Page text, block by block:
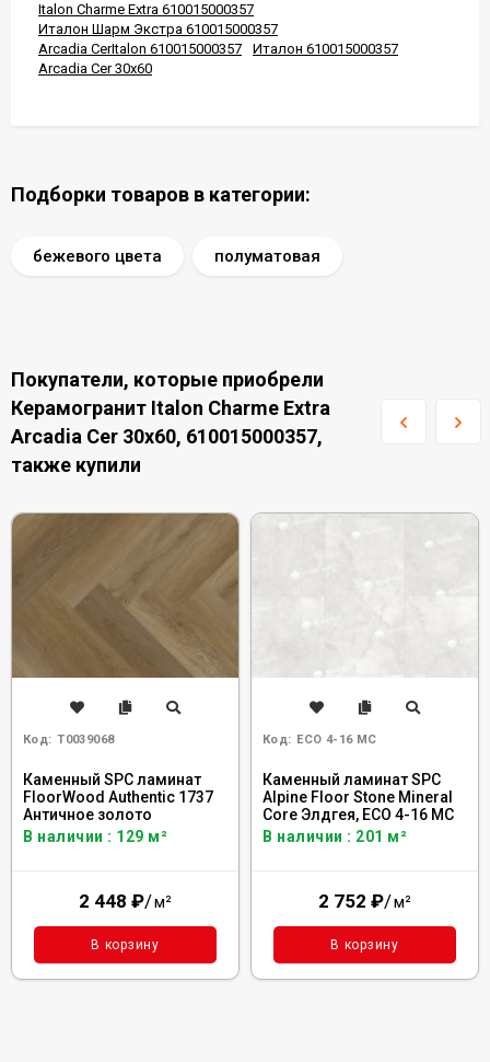
Italon Charme Extra 610015000357
Италон Шарм Экстра 610015000357
Arcadia CerItalon 610015000357
Италон 610015000357
Arcadia Cer 30x60
Подборки товаров в категории:
бежевого цвета полуматовая
Покупатели, которые приобрели
Керамогранит Italon Charme Extra
Arcadia Cer 30x60, 610015000357,
также купили
Код: Т0039068
Каменный SPC ламинат
FloorWood Authentic 1737
Античное золото
В наличии : 129 м²
2 448 ₽/м²
В корзину
Код: ECO 4-16 MC
Каменный ламинат SPC
Alpine Floor Stone Mineral
Core Элдгея, ЕСО 4-16 MC
В наличии : 201 м²
2 752 ₽/м²
В корзину